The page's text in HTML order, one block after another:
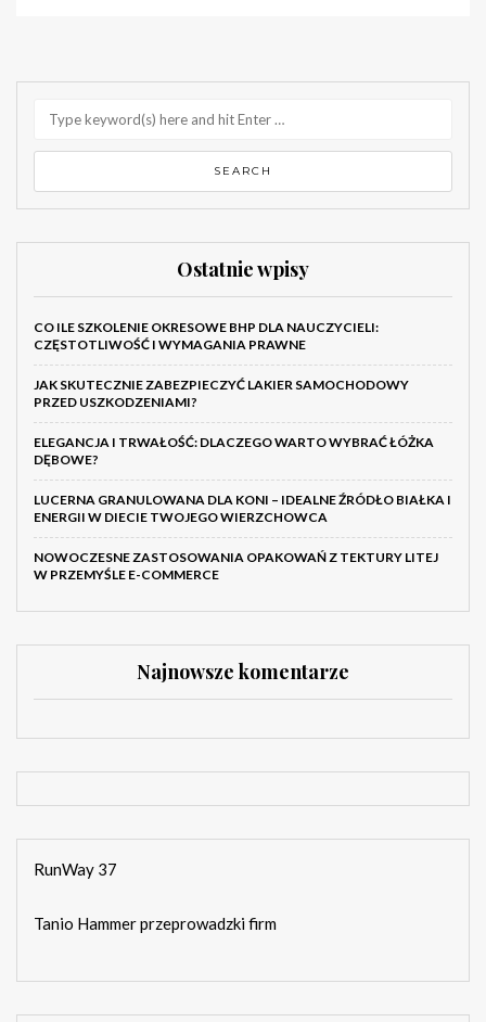
Ostatnie wpisy
CO ILE SZKOLENIE OKRESOWE BHP DLA NAUCZYCIELI:
CZĘSTOTLIWOŚĆ I WYMAGANIA PRAWNE
JAK SKUTECZNIE ZABEZPIECZYĆ LAKIER SAMOCHODOWY
PRZED USZKODZENIAMI?
ELEGANCJA I TRWAŁOŚĆ: DLACZEGO WARTO WYBRAĆ ŁÓŻKA
DĘBOWE?
LUCERNA GRANULOWANA DLA KONI – IDEALNE ŹRÓDŁO BIAŁKA I
ENERGII W DIECIE TWOJEGO WIERZCHOWCA
NOWOCZESNE ZASTOSOWANIA OPAKOWAŃ Z TEKTURY LITEJ
W PRZEMYŚLE E-COMMERCE
Najnowsze komentarze
RunWay 37
Tanio Hammer przeprowadzki firm